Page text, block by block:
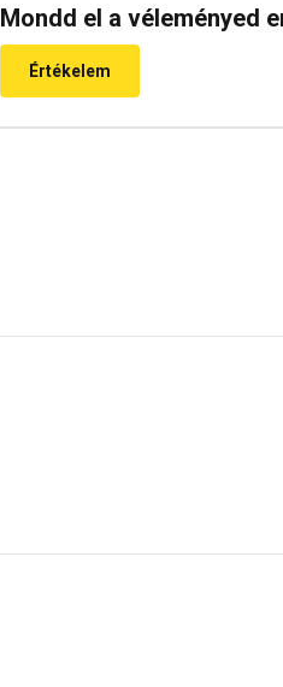
Mondd el a véleményed
Értékelem